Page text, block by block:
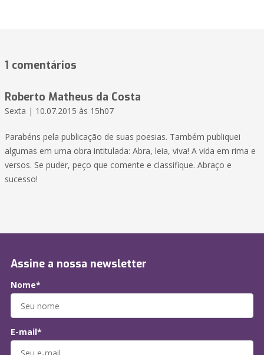
1 comentários
Roberto Matheus da Costa
Sexta | 10.07.2015 às 15h07
Parabéns pela publicação de suas poesias. Também publiquei
algumas em uma obra intitulada: Abra, leia, viva! A vida em rima e
versos. Se puder, peço que comente e classifique. Abraço e
sucesso!
Assine a nossa newsletter
Nome*
E-mail*